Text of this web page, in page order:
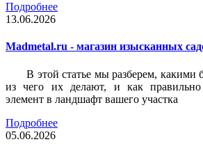
Подробнее
13.06.2026
Madmetal.ru - магазин изысканных
В этой статье мы разберем, какими
из чего их делают, и как правильно
элемент в ландшафт вашего участка
Подробнее
05.06.2026